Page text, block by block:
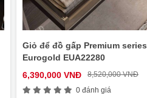
Giỏ để đồ gấp Premium series
Eurogold EUA22280
6,390,000 VNĐ
8,520,000 VNĐ
0 đánh giá